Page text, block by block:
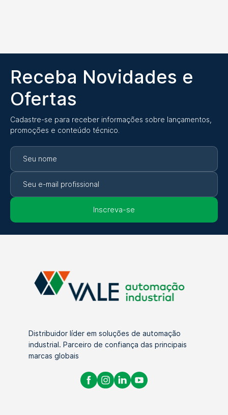
Receba Novidades e
Ofertas
Cadastre-se para receber informações sobre lançamentos,
promoções e conteúdo técnico.
Inscreva-se
Distribuidor líder em soluções de automação
industrial. Parceiro de confiança das principais
marcas globais